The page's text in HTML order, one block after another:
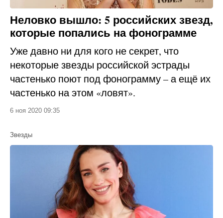
Неловко вышло: 5 российских звезд,
которые попались на фонограмме
Уже давно ни для кого не секрет, что
некоторые звезды российской эстрады
частенько поют под фонограмму – а ещё их
частенько на этом «ловят».
6 ноя 2020 09:35
Звезды